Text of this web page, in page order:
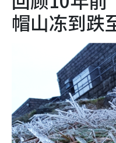
帽山冻到跌